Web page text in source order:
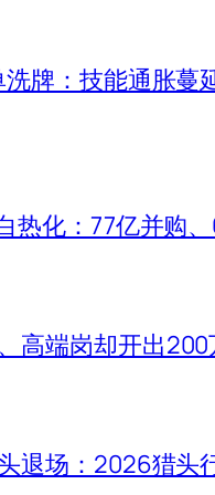
牌：技能通胀蔓
热化：77亿并购
高端岗却开出
退场：2026猎头